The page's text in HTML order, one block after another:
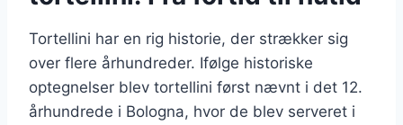
Tortellini har en rig historie, der strækker sig
over flere århundreder. Ifølge historiske
optegnelser blev tortellini først nævnt i det 12.
århundrede i Bologna, hvor de blev serveret i